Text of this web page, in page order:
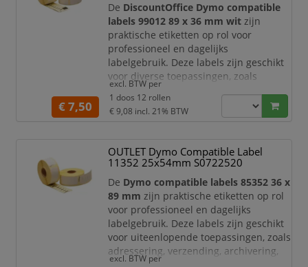
De DiscountOffice Dymo compatible
labels 99012 89 x 36 mm wit zijn
praktische etiketten op rol voor
professioneel en dagelijks
labelgebruik. Deze labels zijn geschikt
voor diverse toepassingen, zoals
adressering, verzending, archivering,
voorraadbeheer, kantoororganisatie en
productidentificatie.
89 x 36 mmen worden geleverd op rol
met260 etiketten . Dankzij de
permanente hechting blijven de labels
stevig op
€ 7,50
excl. BTW per
1 doos 12 rollen
€ 9,08 incl. 21% BTW
OUTLET Dymo Compatible Label
11352 25x54mm S0722520
De Dymo compatible labels 85352 36 x
89 mm zijn praktische etiketten op rol
voor professioneel en dagelijks
labelgebruik. Deze labels zijn geschikt
voor uiteenlopende toepassingen, zoals
adressering, verzending, archivering,
excl. BTW per